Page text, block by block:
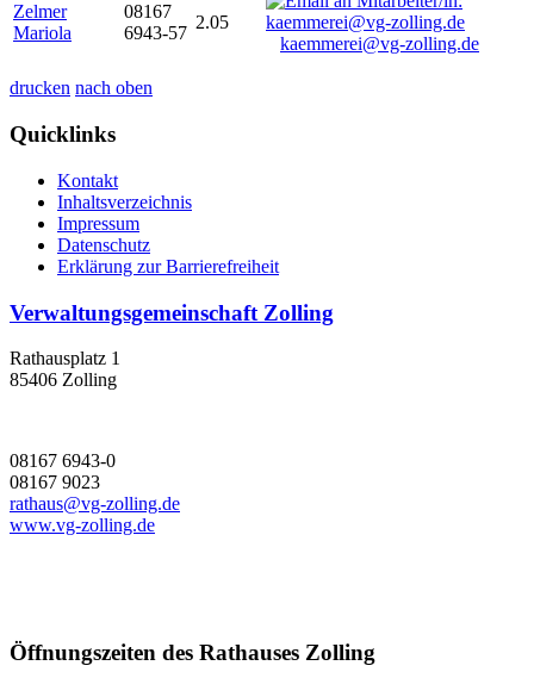
Zelmer
Mariola
08167
6943-57
2.05
kaemmerei@vg-zolling.de
drucken nach oben
Quicklinks
Kontakt
Inhaltsverzeichnis
Impressum
Datenschutz
Erklärung zur Barrierefreiheit
Verwaltungsgemeinschaft Zolling
Rathausplatz 1
85406 Zolling
08167 6943-0
08167 9023
rathaus@vg-zolling.de
www.vg-zolling.de
Öffnungszeiten des Rathauses Zolling